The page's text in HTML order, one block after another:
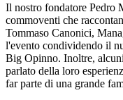
Il nostro fondatore Pedro
commoventi che
Tommaso Canonici,
l'evento condividendo il
Big Opinno. Inoltre,
parlato della loro
far parte di una grande